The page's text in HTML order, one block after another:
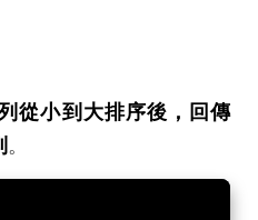
從小到大排序後，回傳
。